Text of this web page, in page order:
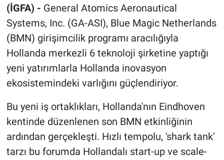
(İGFA) - General Atomics Aeronautical
Systems, Inc. (GA-ASI), Blue Magic Netherlands
(BMN) girişimcilik programı aracılığıyla
Hollanda merkezli 6 teknoloji şirketine yaptığı
yeni yatırımlarla Hollanda inovasyon
ekosistemindeki varlığını güçlendiriyor.
Bu yeni iş ortaklıkları, Hollanda'nın Eindhoven
kentinde düzenlenen son BMN etkinliğinin
ardından gerçekleşti. Hızlı tempolu, 'shark tank'
tarzı bu forumda Hollandalı start-up ve scale-